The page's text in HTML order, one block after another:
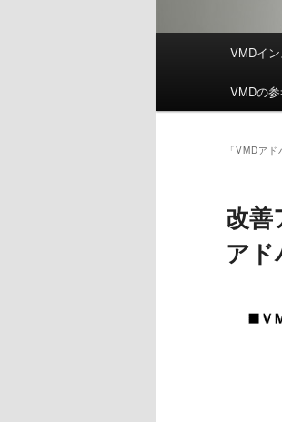
メ
VMDイ
VMDの
「VMDアド
改善
ア